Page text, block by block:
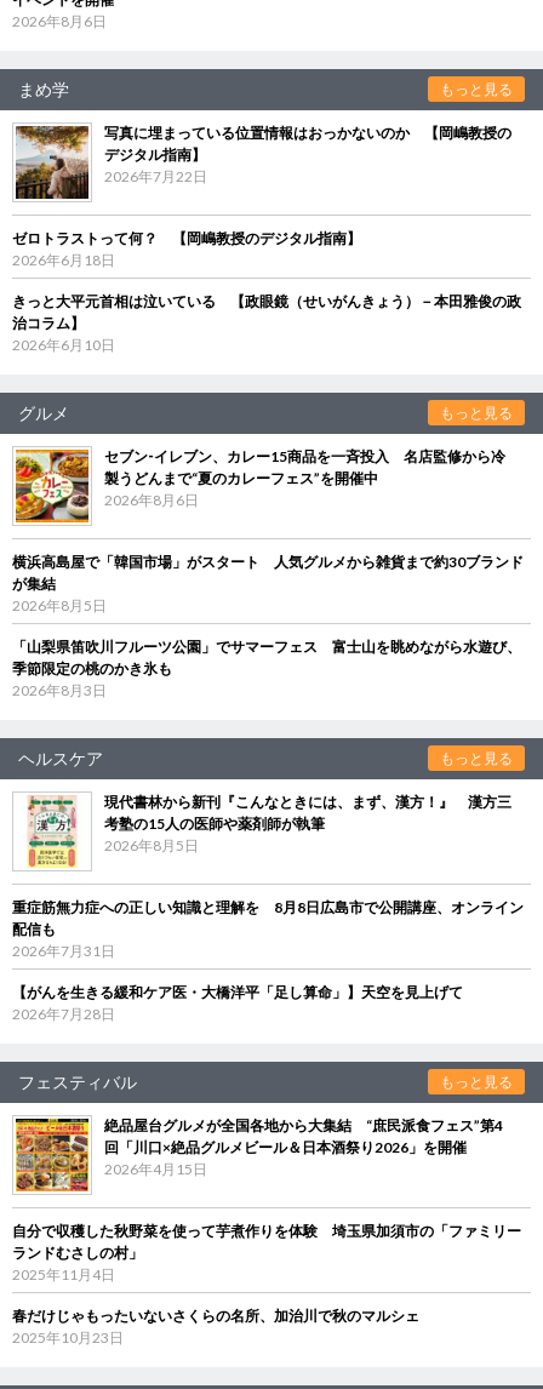
2026年8月6日
まめ学 もっと見る
写真に埋まっている位置情報はおっかないのか 【岡嶋教授の
デジタル指南】
2026年7月22日
ゼロトラストって何？ 【岡嶋教授のデジタル指南】
2026年6月18日
きっと大平元首相は泣いている 【政眼鏡（せいがんきょう）－本田雅俊の政
治コラム】
2026年6月10日
グルメ もっと見る
セブン‐イレブン、カレー15商品を一斉投入 名店監修から冷
製うどんまで“夏のカレーフェス”を開催中
2026年8月6日
横浜高島屋で「韓国市場」がスタート 人気グルメから雑貨まで約30ブランド
が集結
2026年8月5日
「山梨県笛吹川フルーツ公園」でサマーフェス 富士山を眺めながら水遊び、
季節限定の桃のかき氷も
2026年8月3日
ヘルスケア もっと見る
現代書林から新刊『こんなときには、まず、漢方！』 漢方三
考塾の15人の医師や薬剤師が執筆
2026年8月5日
重症筋無力症への正しい知識と理解を 8月8日広島市で公開講座、オンライン
配信も
2026年7月31日
【がんを生きる緩和ケア医・大橋洋平「足し算命」】天空を見上げて
2026年7月28日
フェスティバル もっと見る
絶品屋台グルメが全国各地から大集結 “庶民派食フェス”第4
回「川口×絶品グルメビール＆日本酒祭り2026」を開催
2026年4月15日
自分で収穫した秋野菜を使って芋煮作りを体験 埼玉県加須市の「ファミリー
ランドむさしの村」
2025年11月4日
春だけじゃもったいないさくらの名所、加治川で秋のマルシェ
2025年10月23日